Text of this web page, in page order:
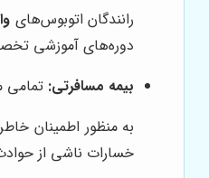
رانندگان اتوبوس‌های
دوره‌های آموزشی
بیمه مسافرتی: تمامی
به منظور اطمینان
خسارات ناشی از